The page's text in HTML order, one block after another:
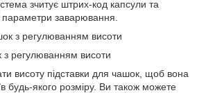
зчитує штрих-код капсули та
заварювання.
з регулюванням висоти
висоту підставки для чашок, щоб вона
будь-якого розміру. Ви також можете